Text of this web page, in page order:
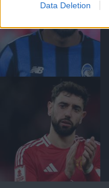
Data Deletion